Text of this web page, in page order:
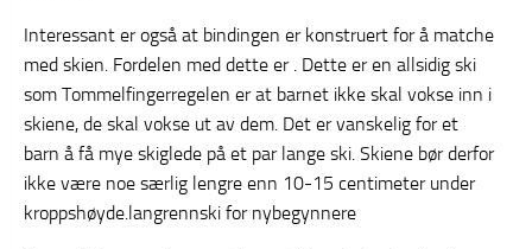
Interessant er også at bindingen er konstruert for å matche
med skien. Fordelen med dette er . Dette er en allsidig ski
som Tommelfingerregelen er at barnet ikke skal vokse inn i
skiene, de skal vokse ut av dem. Det er vanskelig for et
barn å få mye skiglede på et par lange ski. Skiene bør derfor
ikke være noe særlig lengre enn 10-15 centimeter under
kroppshøyde.langrennski for nybegynnere